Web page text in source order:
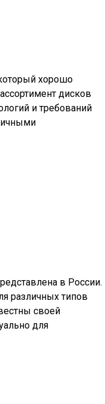
хорошо
дисков
и требований
в России.
различных типов
своей
для